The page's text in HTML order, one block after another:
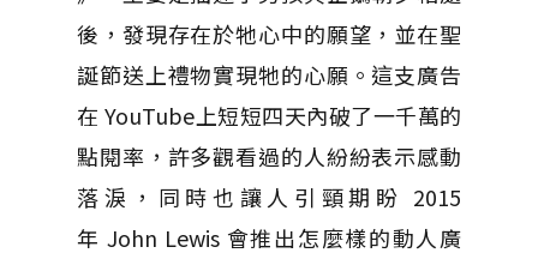
後，發現存在於牠心中的願望，並在聖
誕節送上禮物實現牠的心願。這支廣告
在 YouTube上短短四天內破了一千萬的
點閱率，許多觀看過的人紛紛表示感動
落淚，同時也讓人引頸期盼 2015
年 John Lewis 會推出怎麼樣的動人廣